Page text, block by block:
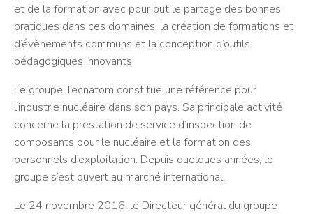
et de la formation avec pour but le partage des bonnes
pratiques dans ces domaines, la création de formations et
d’évènements communs et la conception d’outils
pédagogiques innovants.
Le groupe Tecnatom constitue une référence pour
l’industrie nucléaire dans son pays. Sa principale activité
concerne la prestation de service d’inspection de
composants pour le nucléaire et la formation des
personnels d’exploitation. Depuis quelques années, le
groupe s’est ouvert au marché international.
Le 24 novembre 2016, le Directeur général du groupe